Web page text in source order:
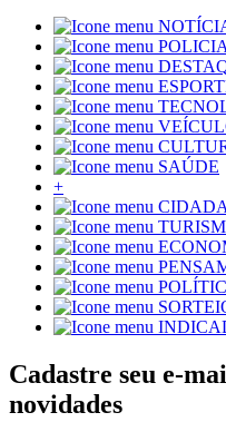
SAÚDE
+
Cadastre seu e-
novidades